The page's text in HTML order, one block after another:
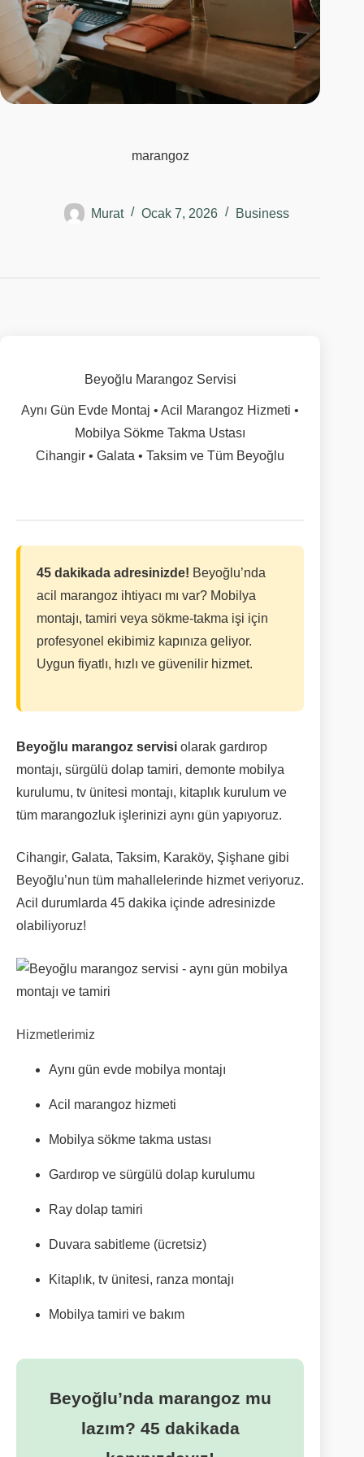
marangoz
Murat Ocak 7, 2026 Business
Beyoğlu Marangoz Servisi
Aynı Gün Evde Montaj • Acil Marangoz Hizmeti •
Mobilya Sökme Takma Ustası
Cihangir • Galata • Taksim ve Tüm Beyoğlu
45 dakikada adresinizde! Beyoğlu’nda
acil marangoz ihtiyacı mı var? Mobilya
montajı, tamiri veya sökme-takma işi için
profesyonel ekibimiz kapınıza geliyor.
Uygun fiyatlı, hızlı ve güvenilir hizmet.
Beyoğlu marangoz servisi olarak gardırop
montajı, sürgülü dolap tamiri, demonte mobilya
kurulumu, tv ünitesi montajı, kitaplık kurulum ve
tüm marangozluk işlerinizi aynı gün yapıyoruz.
Cihangir, Galata, Taksim, Karaköy, Şişhane gibi
Beyoğlu’nun tüm mahallelerinde hizmet veriyoruz.
Acil durumlarda 45 dakika içinde adresinizde
olabiliyoruz!
Hizmetlerimiz
Aynı gün evde mobilya montajı
Acil marangoz hizmeti
Mobilya sökme takma ustası
Gardırop ve sürgülü dolap kurulumu
Ray dolap tamiri
Duvara sabitleme (ücretsiz)
Kitaplık, tv ünitesi, ranza montajı
Mobilya tamiri ve bakım
Beyoğlu’nda marangoz mu
lazım? 45 dakikada